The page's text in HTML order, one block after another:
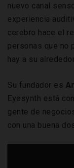
nuevo canal
experiencia
cerebro hace el
personas que no
hay a su
Su fundador es
Eyesynth está
gente de
con una buena